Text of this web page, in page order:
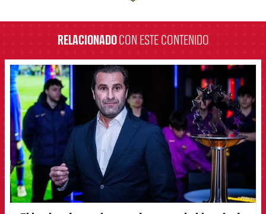
RELACIONADOCON ESTE CONTENIDO
FCB Barcelona badge